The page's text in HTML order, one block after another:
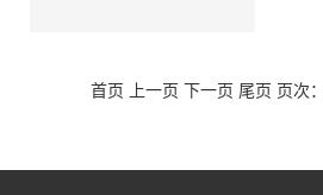
首页 上一页 下一页 尾页 页次